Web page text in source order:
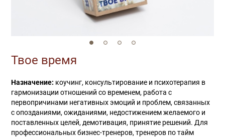
Твое время
Назначение: коучинг, консультирование и психотерапия в
гармонизации отношений со временем, работа с
первопричинами негативных эмоций и проблем, связанных
с опозданиями, ожиданиями, недостижением желаемого и
поставленных целей, демотивация, принятие решений. Для
профессиональных бизнес-тренеров, тренеров по тайм